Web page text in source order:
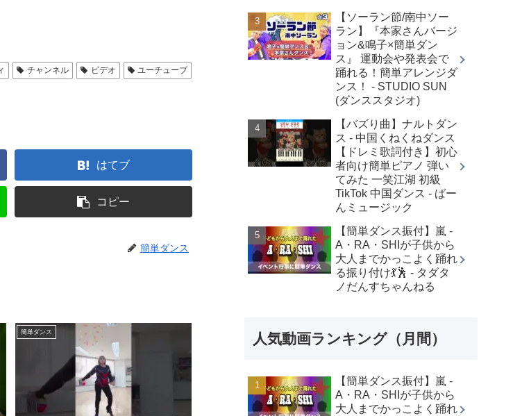
チャンネル ビデオ ユーチューブ
はてブ
コピー
簡単ダンス
簡単ダンス
【ソーラン節/南中ソー
ラン】『本家さんバージ
ョン&鳴子×簡単ダン
ス』 運動会や発表会で
踊れる！簡単アレンジダ
ンス！ - STUDIO SUN
(ダンススタジオ)
【バズり曲】ナルトダン
ス - 中国くねくねダンス
【ドレミ歌詞付き】初心
者向け簡単ピアノ 弾い
てみた 一笑江湖 初級
TikTok 中国ダンス - ばー
んミュージック
【簡単ダンス振付】嵐 -
A・RA・SHIが子供から
大人までかっこよく踊れ
る振り付け💃🕺 - タダタ
ノだんすちゃんねる
人気動画ランキング（月間）
【簡単ダンス振付】嵐 -
A・RA・SHIが子供から
大人までかっこよく踊れ